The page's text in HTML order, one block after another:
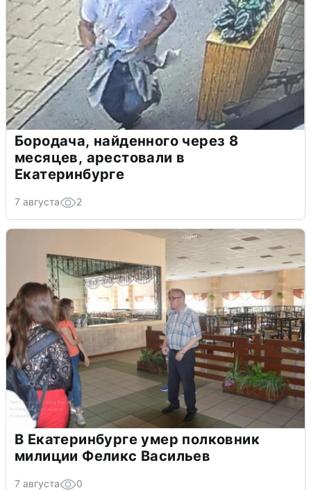
Бородача, найденного через 8
месяцев, арестовали в
Екатеринбурге
7 августа 2
В Екатеринбурге умер полковник
милиции Феликс Васильев
7 августа 0